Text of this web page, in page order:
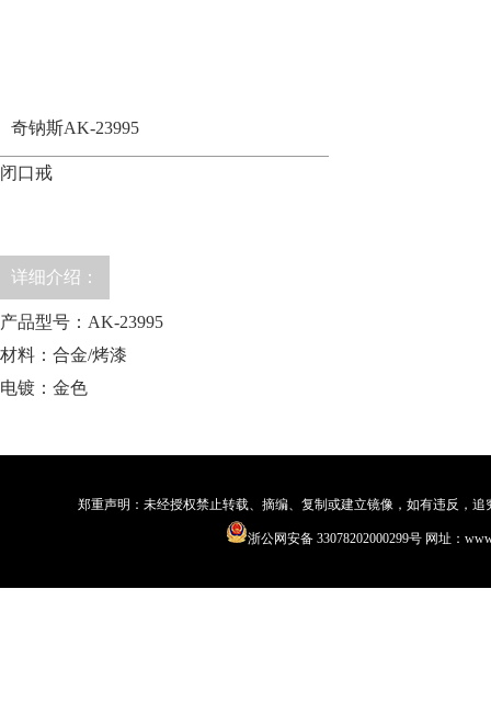
奇钠斯AK-23995
闭口戒
详细介绍：
产品型号：AK-23995
材料：合金/烤漆
电镀：金色
郑重声明：未经授权禁止转载、摘编、复制或建立镜像，如有违反，
浙公网安备 33078202000299号 网址：